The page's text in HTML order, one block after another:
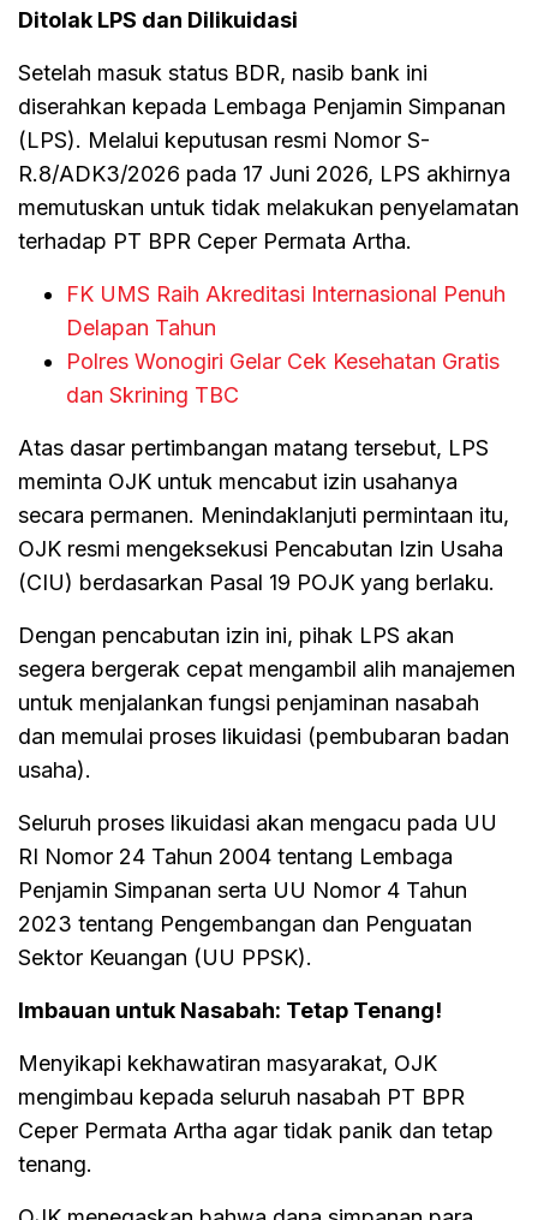
Ditolak LPS dan Dilikuidasi
Setelah masuk status BDR, nasib bank ini
diserahkan kepada Lembaga Penjamin Simpanan
(LPS). Melalui keputusan resmi Nomor S-
R.8/ADK3/2026 pada 17 Juni 2026, LPS akhirnya
memutuskan untuk tidak melakukan penyelamatan
terhadap PT BPR Ceper Permata Artha.
FK UMS Raih Akreditasi Internasional Penuh
Delapan Tahun
Polres Wonogiri Gelar Cek Kesehatan Gratis
dan Skrining TBC
Atas dasar pertimbangan matang tersebut, LPS
meminta OJK untuk mencabut izin usahanya
secara permanen. Menindaklanjuti permintaan itu,
OJK resmi mengeksekusi Pencabutan Izin Usaha
(CIU) berdasarkan Pasal 19 POJK yang berlaku.
Dengan pencabutan izin ini, pihak LPS akan
segera bergerak cepat mengambil alih manajemen
untuk menjalankan fungsi penjaminan nasabah
dan memulai proses likuidasi (pembubaran badan
usaha).
Seluruh proses likuidasi akan mengacu pada UU
RI Nomor 24 Tahun 2004 tentang Lembaga
Penjamin Simpanan serta UU Nomor 4 Tahun
2023 tentang Pengembangan dan Penguatan
Sektor Keuangan (UU PPSK).
Imbauan untuk Nasabah: Tetap Tenang!
Menyikapi kekhawatiran masyarakat, OJK
mengimbau kepada seluruh nasabah PT BPR
Ceper Permata Artha agar tidak panik dan tetap
tenang.